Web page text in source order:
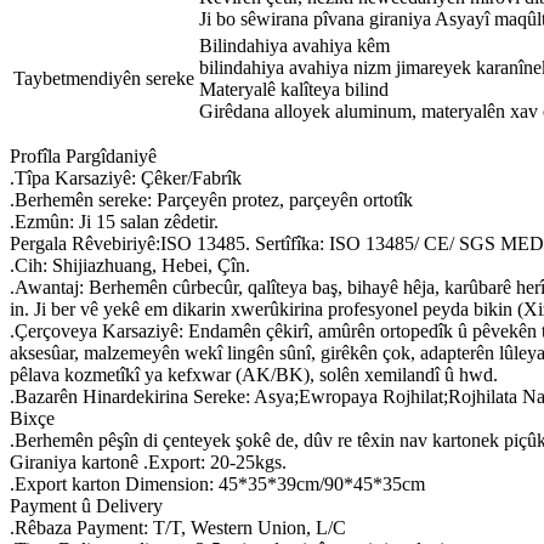
Ji bo sêwirana pîvana giraniya Asyayî
Taybetmendiyên sereke
Bilindahiya avahiya kêm
bilindahiya avahiya nizm jimareyek
Materyalê kalîteya bilind
Girêdana alloyek aluminum, materyalên
Profîla Pargîdaniyê
.Tîpa Karsaziyê: Çêker/Fabrîk
.Berhemên sereke: Parçeyên protez, parçeyên ortotîk
.Ezmûn: Ji 15 salan zêdetir.
Pergala Rêvebiriyê:ISO 13485. Sertîfîka: ISO 13485/ CE/ SGS
.Cih: Shijiazhuang, Hebei, Çîn.
.Awantaj: Berhemên cûrbecûr, qalîteya baş, bihayê hêja, karûbarê
in. Ji ber vê yekê em dikarin xwerûkirina profesyonel peyda bikin
.Çerçoveya Karsaziyê: Endamên çêkirî, amûrên ortopedîk û
aksesûar, malzemeyên wekî lingên sûnî, girêkên çok, adapterên
pêlava kozmetîkî ya kefxwar (AK/BK), solên xemilandî û hwd.
.Bazarên Hinardekirina Sereke: Asya;Ewropaya Rojhilat;Rojhilata
Bixçe
.Berhemên pêşîn di çenteyek şokê de, dûv re têxin nav kartonek
Giraniya kartonê .Export: 20-25kgs.
.Export karton Dimension: 45*35*39cm/90*45*35cm
Payment û Delivery
.Rêbaza Payment: T/T, Western Union, L/C